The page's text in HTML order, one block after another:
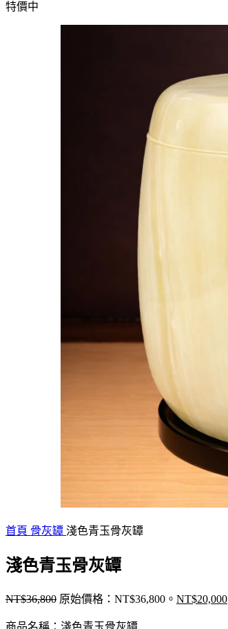
特價中
首頁 骨灰罈 淺色青玉骨灰罈
淺色青玉骨灰罈
NT$36,800 原始價格：NT$36,800。 NT$20,000
商品名稱：淺色青玉骨灰罈